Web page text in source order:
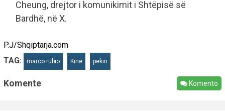
Cheung, drejtor i komunikimit i Shtëpisë së
Bardhë, në X.
P.J/Shqiptarja.com
TAG:
marco rubio Kine pekin
Komente Komento